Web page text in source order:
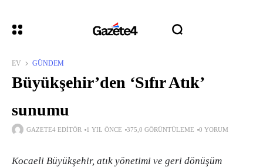
EV GÜNDEM
Büyükşehir’den ‘Sıfır Atık’
sunumu
GAZETE4 EDITÖR 1 YIL ÖNCE 375,0 GÖRÜNTÜLEME 0 YORUM
Kocaeli Büyükşehir, atık yönetimi ve geri dönüşüm